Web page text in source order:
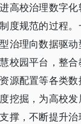
高校治理数字
度规范的过程
治理向数据驱
校园平台，整
源配置等各类
挖掘，为高校
撑，不断提升